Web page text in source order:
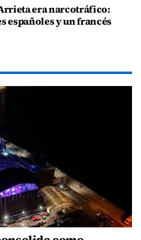
era narcotráfico:
españoles y un francés